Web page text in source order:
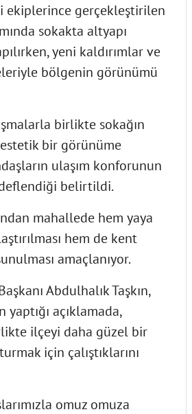
ekiplerince gerçekleştirilen
sokakta altyapı
yeni kaldırımlar ve
bölgenin görünümü
birlikte sokağın
bir görünüme
ulaşım konforunun
belirtildi.
mahallede hem yaya
hem de kent
amaçlanıyor.
Abdulhalık Taşkın,
açıklamada,
ilçeyi daha güzel bir
için çalıştıklarını
omuz omuza